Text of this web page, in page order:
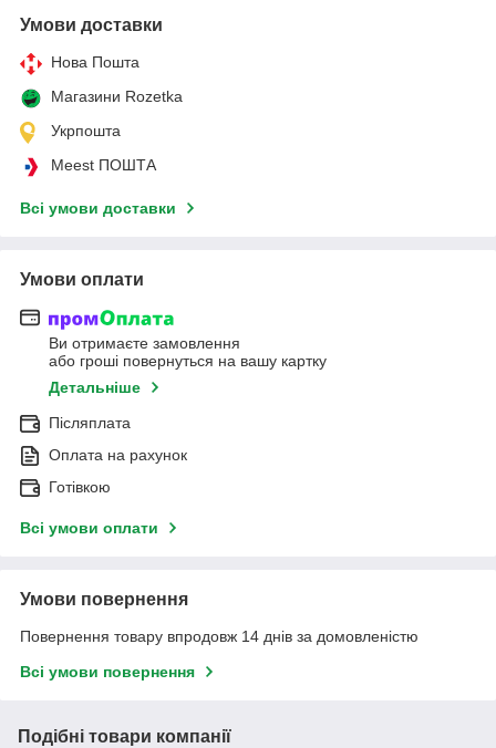
Умови доставки
Нова Пошта
Магазини Rozetka
Укрпошта
Meest ПОШТА
Всі умови доставки
Умови оплати
Ви отримаєте замовлення
або гроші повернуться на вашу картку
Детальніше
Післяплата
Оплата на рахунок
Готівкою
Всі умови оплати
Умови повернення
Повернення товару впродовж 14 днів за домовленістю
Всі умови повернення
Подібні товари компанії